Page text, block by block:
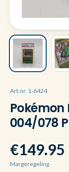
Art.nr. 1-6424
004/078
€149.95
Margeregeling